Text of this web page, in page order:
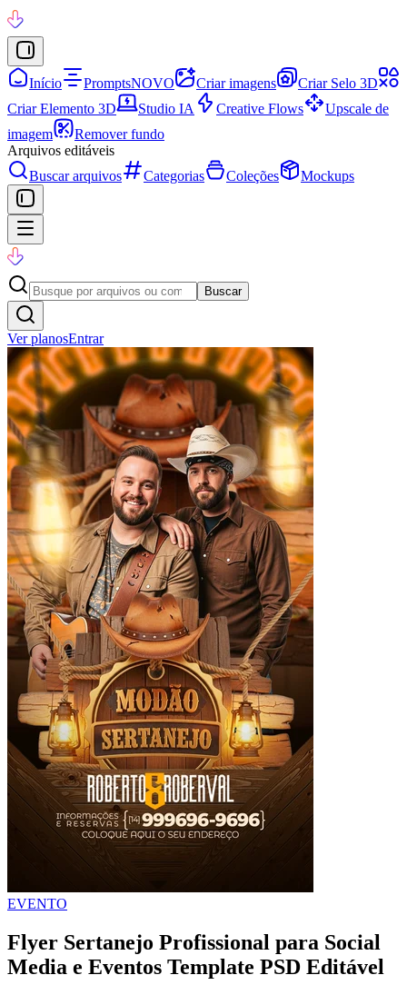
Início PromptsNOVO Criar imagens
Criar Selo 3D
Criar Elemento 3D
Studio IA Creative Flows
Upscale de
imagem
Remover fundo
Arquivos editáveis
Buscar arquivos
Categorias Coleções Mockups
Buscar
Ver planosEntrar
EVENTO
Flyer Sertanejo Profissional para Social
Media e Eventos Template PSD Editável